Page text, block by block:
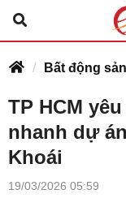
Bất động sản
TP HCM
nhanh dự
Khoái
19/03/2026 05:59